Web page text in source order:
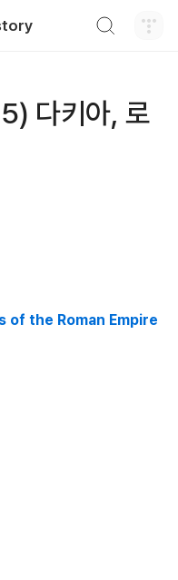
다키아, 로
of the Roman Empire